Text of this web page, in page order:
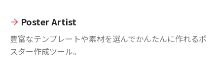
Poster Artist
豊富なテンプレートや素材を選んでかんたんに作れるポ
スター作成ツール。